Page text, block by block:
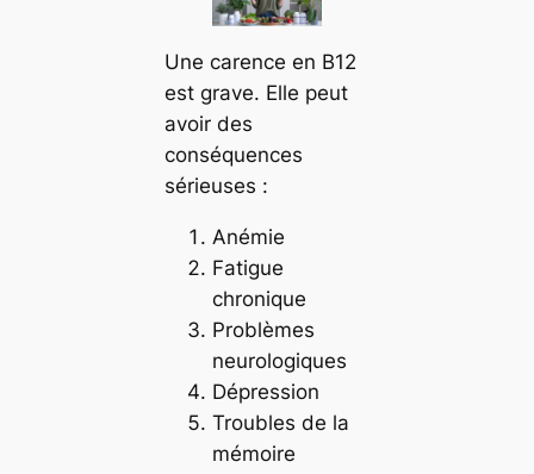
Une carence en B12
est grave. Elle peut
avoir des
conséquences
sérieuses :
Anémie
Fatigue
chronique
Problèmes
neurologiques
Dépression
Troubles de la
mémoire